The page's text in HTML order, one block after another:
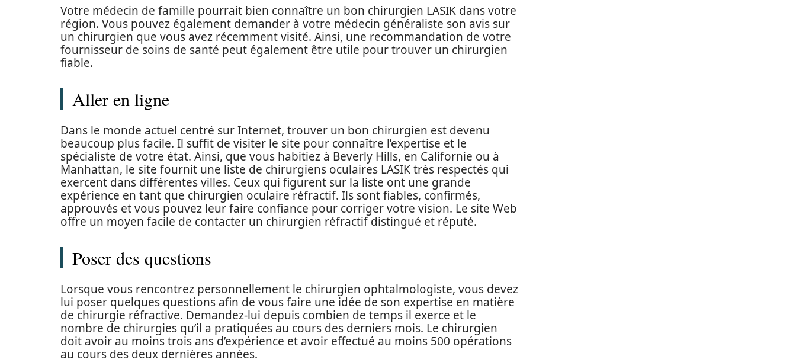
Votre médecin de famille pourrait bien connaître un bon chirurgien LASIK dans votre
région. Vous pouvez également demander à votre médecin généraliste son avis sur
un chirurgien que vous avez récemment visité. Ainsi, une recommandation de votre
fournisseur de soins de santé peut également être utile pour trouver un chirurgien
fiable.
Aller en ligne
Dans le monde actuel centré sur Internet, trouver un bon chirurgien est devenu
beaucoup plus facile. Il suffit de visiter le site pour connaître l’expertise et le
spécialiste de votre état. Ainsi, que vous habitiez à Beverly Hills, en Californie ou à
Manhattan, le site fournit une liste de chirurgiens oculaires LASIK très respectés qui
exercent dans différentes villes. Ceux qui figurent sur la liste ont une grande
expérience en tant que chirurgien oculaire réfractif. Ils sont fiables, confirmés,
approuvés et vous pouvez leur faire confiance pour corriger votre vision. Le site Web
offre un moyen facile de contacter un chirurgien réfractif distingué et réputé.
Poser des questions
Lorsque vous rencontrez personnellement le chirurgien ophtalmologiste, vous devez
lui poser quelques questions afin de vous faire une idée de son expertise en matière
de chirurgie réfractive. Demandez-lui depuis combien de temps il exerce et le
nombre de chirurgies qu’il a pratiquées au cours des derniers mois. Le chirurgien
doit avoir au moins trois ans d’expérience et avoir effectué au moins 500 opérations
au cours des deux dernières années.